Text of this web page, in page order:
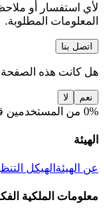
لأي استفسار أو
المعلومات المطلوبة.
اتصل بنا
هل كانت هذه الصفحة
نعم لا
0% من المستخدمين قالوا نعم من 0 ملاحظات
الهيئة
عن الهيئة الهيكل
معلومات الملكية